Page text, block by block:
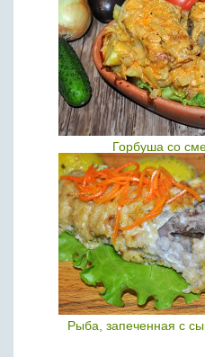
Горбуша со
Рыба, запеченная с